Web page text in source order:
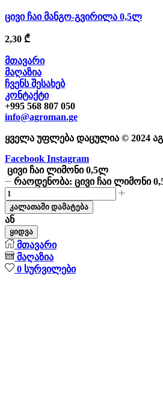
ცივი ჩაი მანგო-გვირილა 0,5ლ
2,30 ₾
მთავარი
მაღაზია
ჩვენს შესახებ
კონტაქტი
+995 568 807 050
info@agroman.ge
ყველა უფლება დაცულია © 2024
Facebook Instagram
ცივი ჩაი ლიმონი 0,5ლ
რაოდენობა: ცივი ჩაი ლიმონი
კალათაში დამატება
ან
ყიდვა
მთავარი
მაღაზია
0 სურვილები